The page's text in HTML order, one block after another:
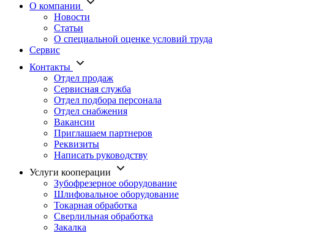
О компании
Новости
Статьи
О специальной оценке условий труда
Сервис
Контакты
Отдел продаж
Сервисная служба
Отдел подбора персонала
Отдел снабжения
Вакансии
Приглашаем партнеров
Реквизиты
Написать руководству
Услуги кооперации
Зубофрезерное оборудование
Шлифовальное оборудование
Токарная обработка
Cверлильная обработка
Закалка